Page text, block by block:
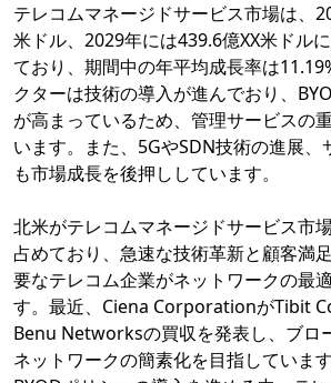
テレコムマネージドサービス市場は、
米ドル、2029年には439.6億XX米ドル
ており、期間中の年平均成長率は
クターは技術の導入が進んでおり、
が高まっているため、管理サービスの
います。また、5GやSDN技術の進展、
も市場成長を後押ししています。
北米がテレコムマネージドサービス市
占めており、急速な技術革新と顧客満
要なテレコム企業がネットワークの最
す。最近、Ciena CorporationがTibit
Benu Networksの買収を発表し、ブロ
ネットワークの簡素化を目指していま